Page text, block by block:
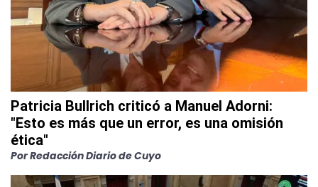
Patricia Bullrich criticó a Manuel Adorni:
"Esto es más que un error, es una omisión
ética"
Por Redacción Diario de Cuyo